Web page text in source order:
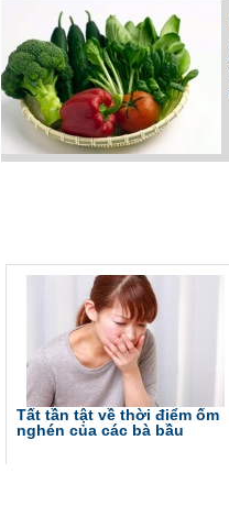
Tất tần tật về thời điểm ốm
nghén của các bà bầu